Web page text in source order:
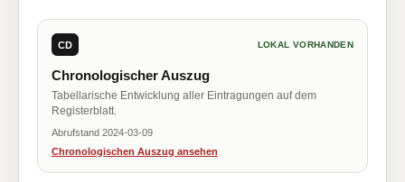
CD LOKAL VORHANDEN
Chronologischer Auszug
Tabellarische Entwicklung aller Eintragungen auf dem
Registerblatt.
Abrufstand 2024-03-09
Chronologischen Auszug ansehen